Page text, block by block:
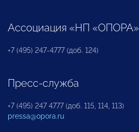
Ассоциация «НП «ОПОРА»
+7 (495) 247-4777 (доб. 124)
Пресс-служба
+7 (495) 247 4777 (доб. 115, 114, 113)
pressa@opora.ru